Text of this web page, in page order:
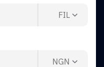
FIL
NGN